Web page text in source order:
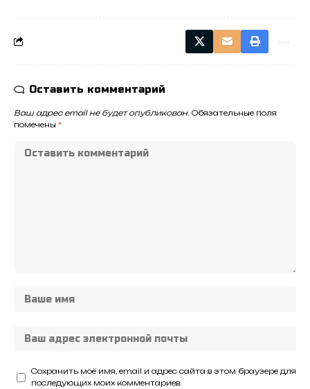
Оставить комментарий
Ваш адрес email не будет опубликован. Обязательные поля
помечены *
Сохранить моё имя, email и адрес сайта в этом браузере для
последующих моих комментариев.